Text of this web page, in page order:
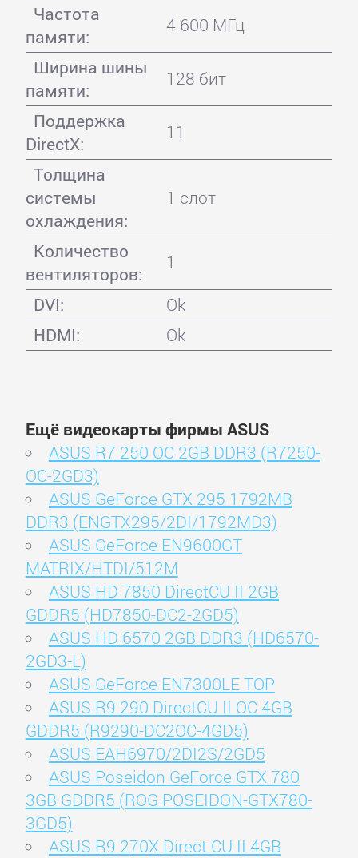
Частота
памяти:
4 600 МГц
Ширина шины
памяти:
128 бит
Поддержка
DirectX:
11
Толщина
системы
охлаждения:
1 слот
Количество
вентиляторов:
1
DVI:
Ok
HDMI:
Ok
Ещё видеокарты фирмы ASUS
ASUS R7 250 OC 2GB DDR3 (R7250-
OC-2GD3)
ASUS GeForce GTX 295 1792MB
DDR3 (ENGTX295/2DI/1792MD3)
ASUS GeForce EN9600GT
MATRIX/HTDI/512M
ASUS HD 7850 DirectCU II 2GB
GDDR5 (HD7850-DC2-2GD5)
ASUS HD 6570 2GB DDR3 (HD6570-
2GD3-L)
ASUS GeForce EN7300LE TOP
ASUS R9 290 DirectCU II OC 4GB
GDDR5 (R9290-DC2OC-4GD5)
ASUS EAH6970/2DI2S/2GD5
ASUS Poseidon GeForce GTX 780
3GB GDDR5 (ROG POSEIDON-GTX780-
3GD5)
ASUS R9 270X Direct CU II 4GB